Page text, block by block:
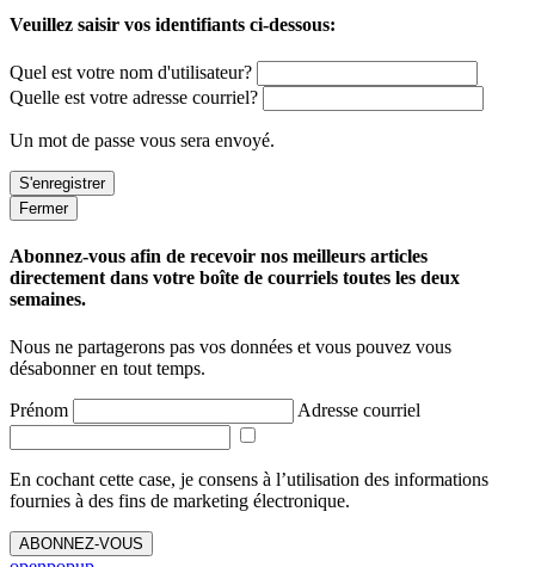
Veuillez saisir vos identifiants ci-dessous:
Quel est votre nom d'utilisateur?
Quelle est votre adresse courriel?
Un mot de passe vous sera envoyé.
Fermer
Abonnez-vous afin de recevoir nos meilleurs articles
directement dans votre boîte de courriels toutes les deux
semaines.
Nous ne partagerons pas vos données et vous pouvez vous
désabonner en tout temps.
Prénom Adresse courriel
En cochant cette case, je consens à l’utilisation des informations
fournies à des fins de marketing électronique.
ABONNEZ-VOUS